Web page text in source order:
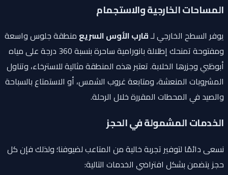
المساحات الخارجية والاستجمام
يوفر السطح الخارجي لـقارب الأوس السريعمنطقة جلوس واسعة
ومفتوحة تمنحك إطلالة بانورامية ساحرة بنسبة 360 درجة على مياه
أبوظبي وجزرها الخلابة. تعتبر هذه المنطقة مثالية للاسترخاء، وتناول
المشروبات المنعشة، ومتابعة غروب الشمس، أو الاستمتاع بالسباحة
والصيد في المحطات المقررة خلال الرحلة.
الخدمات المشمولة في الحجز
نسعى دائمًا لتوفير تجربة خالية من المتاعب لضيوفنا؛ ولذلك فإن كل
حجز يتضمن بشكل افتراضي الخدمات التالية: